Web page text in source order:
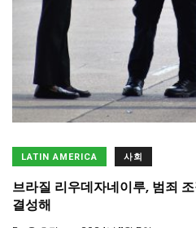
LATIN AMERICA 사회
브라질 리우데자네이루, 범죄
결성해